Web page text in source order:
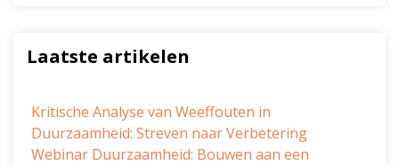
Laatste artikelen
Kritische Analyse van Weeffouten in
Duurzaamheid: Streven naar Verbetering
Webinar Duurzaamheid: Bouwen aan een